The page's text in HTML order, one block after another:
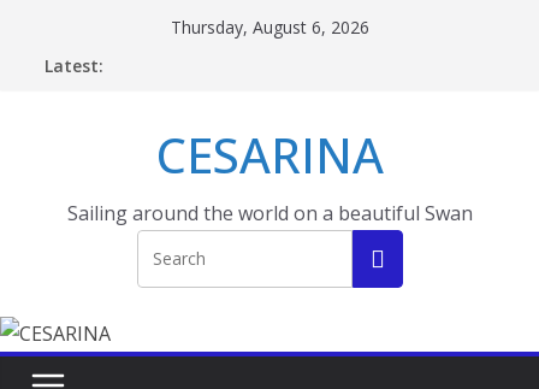
Thursday, August 6, 2026
Latest:
CESARINA
Sailing around the world on a beautiful Swan